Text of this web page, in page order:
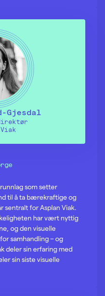
Gjesdal
som setter
til å ta bærekraftige og
sentralt for Asplan Viak.
har vært nyttig
og den visuelle
samhandling – og
deler sin erfaring med
sin siste visuelle